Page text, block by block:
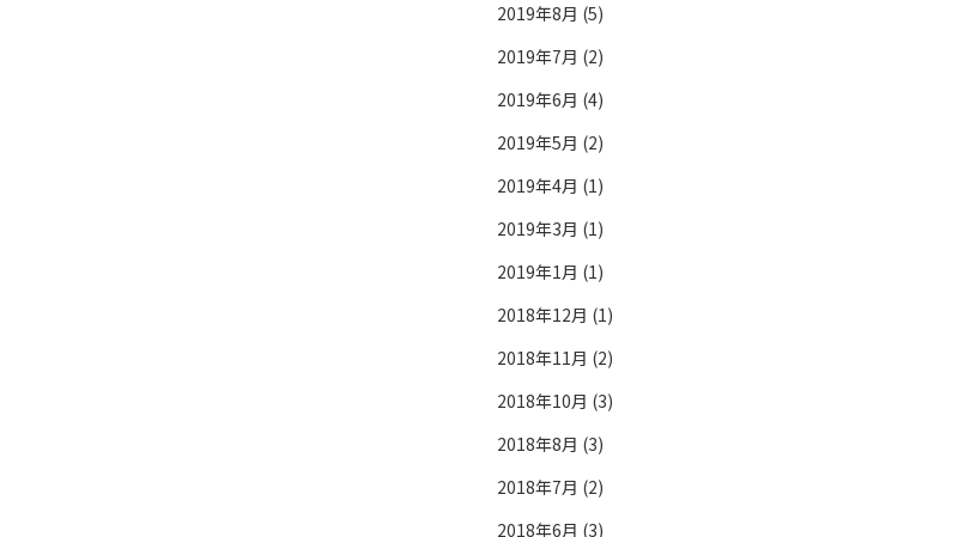
2019年8月 (5)
2019年7月 (2)
2019年6月 (4)
2019年5月 (2)
2019年4月 (1)
2019年3月 (1)
2019年1月 (1)
2018年12月 (1)
2018年11月 (2)
2018年10月 (3)
2018年8月 (3)
2018年7月 (2)
2018年6月 (3)